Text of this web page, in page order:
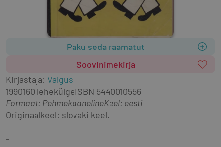
Paku seda raamatut
Soovinimekirja
Kirjastaja: Valgus
1990160 lehekülgeISBN 5440010556
Formaat: PehmekaanelineKeel: eesti
Originaalkeel: slovaki keel.
-